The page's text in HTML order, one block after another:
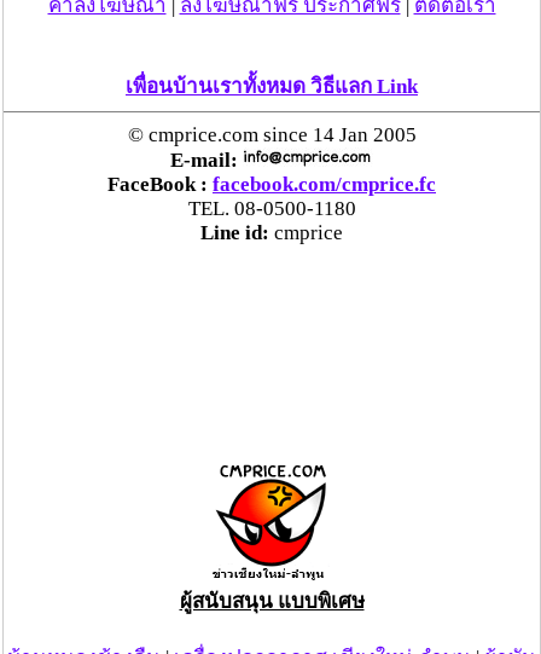
ค่าลงโฆษณา | ลงโฆษณาฟรี ประกาศฟรี| ติดต่อเรา
เพื่อนบ้านเราทั้งหมด วิธีแลก Link
© cmprice.com since 14 Jan 2005
E-mail:
FaceBook : facebook.com/cmprice.fc
TEL. 08-0500-1180
Line id: cmprice
ผู้สนับสนุน แบบพิเศษ